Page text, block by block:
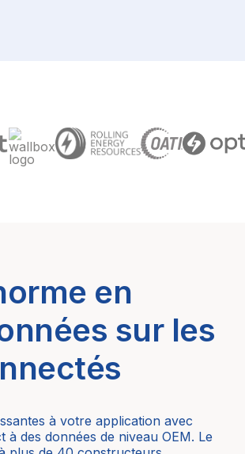
en
sur les
à votre application avec
des données de niveau OEM. Le